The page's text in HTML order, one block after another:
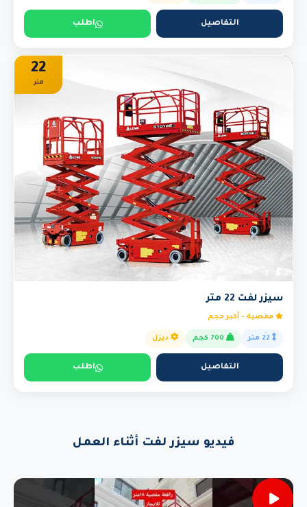
التفاصيل اطلب
22
متر
سيزر لفت 22 متر
مقصية - أكبر حجم
ديزل
التفاصيل اطلب
فيديو سيزر لفت أثناء العمل